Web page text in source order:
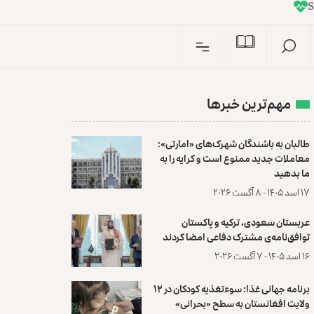
n
I
مهم‌ترین خبرها
طالبان به باشندگان شهرک‌های «امارتی»:
معاملات جدید ممنوع است و کرایه را به
ما بدهید
۱۷ اسد ۱۴۰۵ - ۸ آگست ۲۰۲۶
عربستان سعودی، ترکیه و پاکستان
توافق‌نامه‌ی مشترک دفاعی امضا کردند
۱۶ اسد ۱۴۰۵ - ۷ آگست ۲۰۲۶
برنامه جهانی غذا: سوءتغذیه کودکان در ۱۲
ولایت افغانستان به سطح «بحرانی»